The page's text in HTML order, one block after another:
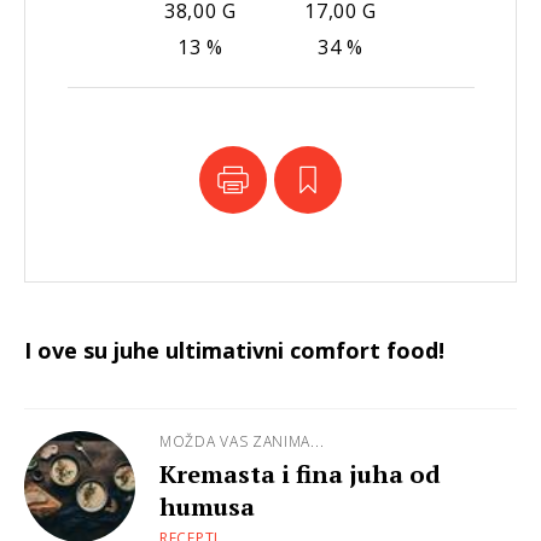
38,00 G
13 %
17,00 G
34 %
I ove su juhe ultimativni comfort food!
MOŽDA VAS ZANIMA...
Kremasta i fina juha od
humusa